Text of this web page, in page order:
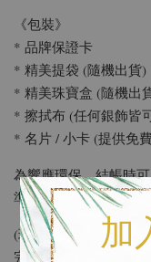
加
《包裝》
* 品牌保證卡
* 精美提袋 (隨機出貨)
* 精美珠寶盒 (隨機出
* 擦拭布 (任何銀飾皆
* 名片 / 小卡 (提供免
為響應環保，結帳時
準備簡約輕便的包裝
(環保包裝會省略精美
完善。)